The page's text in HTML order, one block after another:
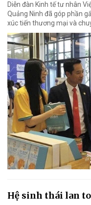
Diễn đàn Kinh tế tư nhân
Quảng Ninh đã góp phần
xúc tiến thương mại và
Hệ sinh thái lan